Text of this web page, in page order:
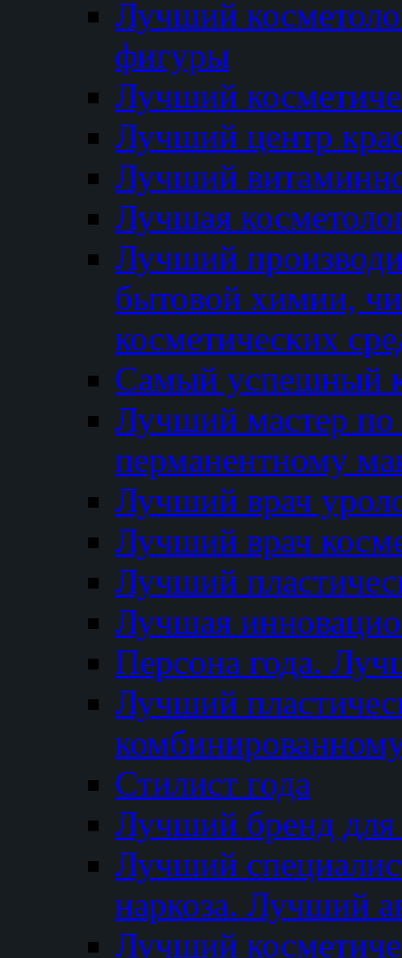
Лучший
фигуры
Лучший
Лучший центр
Лучший
Лучшая
Лучший
бытовой химии,
косметических
Самый успешный
Лучший мастер по
перманентному
Лучший врач
Лучший врач
Лучший
Лучшая
Персона года.
Лучший
Стилист года
Лучший бренд
Лучший
наркоза. Лучший
Лучший